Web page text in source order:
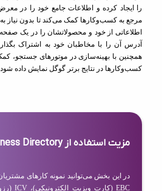
را ایجاد کرده و اطلاعات جامع خود را در
مرجع به کسب‌وکارها کمک می‌کند تا بدون نیاز
اطلاعاتی از خود و محصولاتشان را در یک
آدرس آن را با مخاطبان خود به اشتراک
همچنین با بهینه‌سازی در موتورهای جستجو،
کسب‌وکارها در نتایج برتر گوگل نمایش داده
مزیت استفاده از Business Directory
در این بخش می‌توانید نمونه کارهای